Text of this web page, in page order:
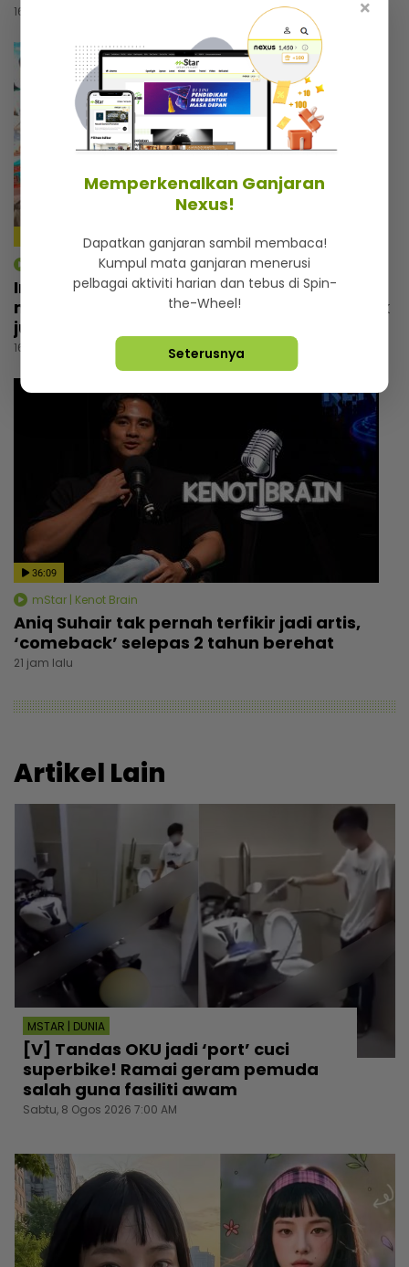
16 jam lalu
mStar | Hiburan
Irfan Zaini sibuk penggambaran di India,
mak sampai nak buat ‘appointment’ untuk
jumpa
16 jam lalu
36:09
mStar | Kenot Brain
Aniq Suhair tak pernah terfikir jadi artis,
‘comeback’ selepas 2 tahun berehat
21 jam lalu
Artikel Lain
MSTAR | DUNIA
[V] Tandas OKU jadi ‘port’ cuci
superbike! Ramai geram pemuda
salah guna fasiliti awam
Sabtu, 8 Ogos 2026 7:00 AM
×
Memperkenalkan Ganjaran
Nexus!
Dapatkan ganjaran sambil membaca!
Kumpul mata ganjaran menerusi
pelbagai aktiviti harian dan tebus di Spin-
the-Wheel!
Seterusnya